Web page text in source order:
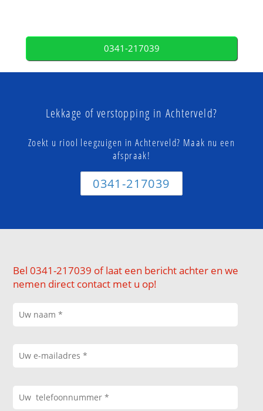
0341-217039
Lekkage of verstopping in Achterveld?
Zoekt u riool leegzuigen in Achterveld? Maak nu een
afspraak!
0341-217039
Bel 0341-217039 of laat een bericht achter en we
nemen direct contact met u op!